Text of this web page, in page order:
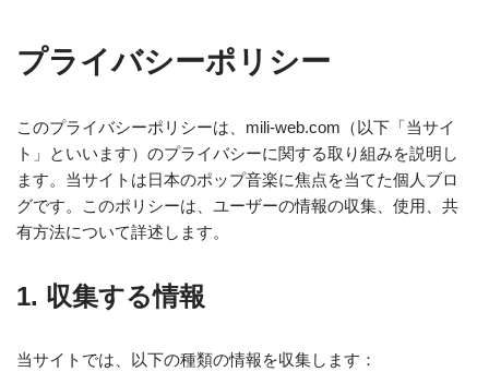
プライバシーポリシー
このプライバシーポリシーは、mili-web.com（以下「当サイ
ト」といいます）のプライバシーに関する取り組みを説明し
ます。当サイトは日本のポップ音楽に焦点を当てた個人ブロ
グです。このポリシーは、ユーザーの情報の収集、使用、共
有方法について詳述します。
1. 収集する情報
当サイトでは、以下の種類の情報を収集します：